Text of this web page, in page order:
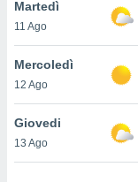
ci
di
il
un
la
Martedì
11 Ago
Mercoledì
12 Ago
Giovedi
13 Ago